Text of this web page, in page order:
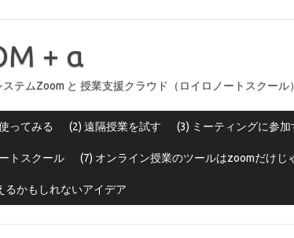
+ α
テムZoom と 授業支援クラウド（ロイロノートスクー
ってみる (2) 遠隔授業を試す (3) ミーティングに参
トスクール (7) オンライン授業のツールはzoomだけじ
かもしれないアイデア